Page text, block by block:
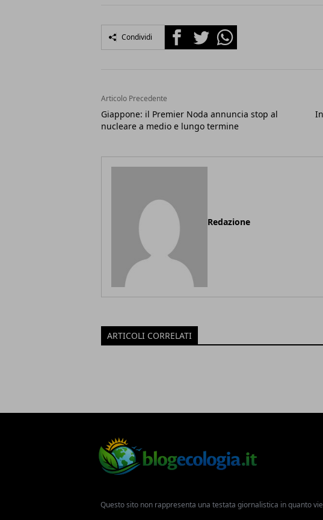
Condividi FacebookTwitterWhatsapp
Articolo Precedente
Giappone: il Premier Noda annuncia stop al
nucleare a medio e lungo termine
Redazione
ARTICOLI CORRELATI
Questo sito non rappresenta una testata giornalistica in quanto